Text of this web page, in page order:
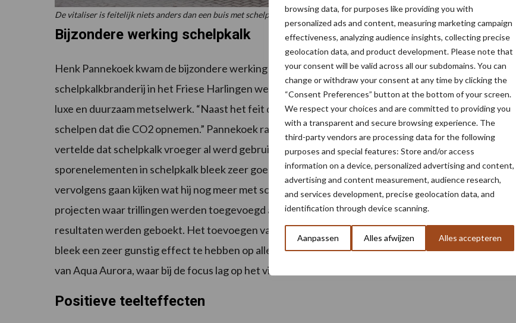
browsing data, for purposes like providing you with
personalized ads and content, measuring marketing campaign
effectiveness, analyzing audience insights, collecting precise
geolocation data, and product development. Please note that
your consent will be valid across all our subdomains. You can
change or withdraw your consent at any time by clicking the
“Consent Preferences” button at the bottom of your screen.
We respect your choices and are committed to providing you
with a transparent and secure browsing experience. The
third-party vendors are processing data for the following
purposes and special features: Store and/or access
information on a device, personalized advertising and content,
advertising and content measurement, audience research,
and services development, precise geolocation data, and
identification through device scanning.
Aanpassen Alles afwijzen Alles accepteren
De vitaliser is feitelijk niets anders dan een buis met schelpkalk waar de mest zonder vertraging doorheen gaat.
Bijzondere werking schelpkalk
Henk Pannekoek kwam de bijzondere werking van schelpkalk op het spoor toen hij voor een
schelpkalkbranderij in het Friese Harlingen werkte. Schelpkalk wordt gebruikt als een mortel voor
luxe en duurzaam metselwerk. “Naast het feit dat het een natuurlijk bouwmateriaal is, weten we van
schelpen dat die CO2 opnemen.” Pannekoek raakte in gesprek met een natuurgenezer, die hem
vertelde dat schelpkalk vroeger al werd gebruikt als geneesmiddel. “Het spectrum van
sporenelementen in schelpkalk bleek zeer goed opneembaar te zijn in ons lichaam.” Als hobby is hij
vervolgens gaan kijken wat hij nog meer met schelpkalk zou kunnen. “Bij de beoordeling van
projecten waar trillingen werden toegevoegd aan water, zagen we dat er onwaarschijnlijke
resultaten werden geboekt. Het toevoegen van de trillingsfrequentie van schelpkalk aan water
bleek een zeer gunstig effect te hebben op allerlei organismen.” Dit leidde in 2003 tot de oprichting
van Aqua Aurora, waar bij de focus lag op het vitaliseren van kraanwater.
Positieve teelteffecten